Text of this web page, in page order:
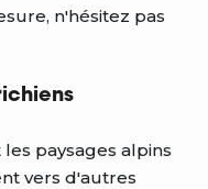
n'hésitez pas
paysages alpins
vers d'autres